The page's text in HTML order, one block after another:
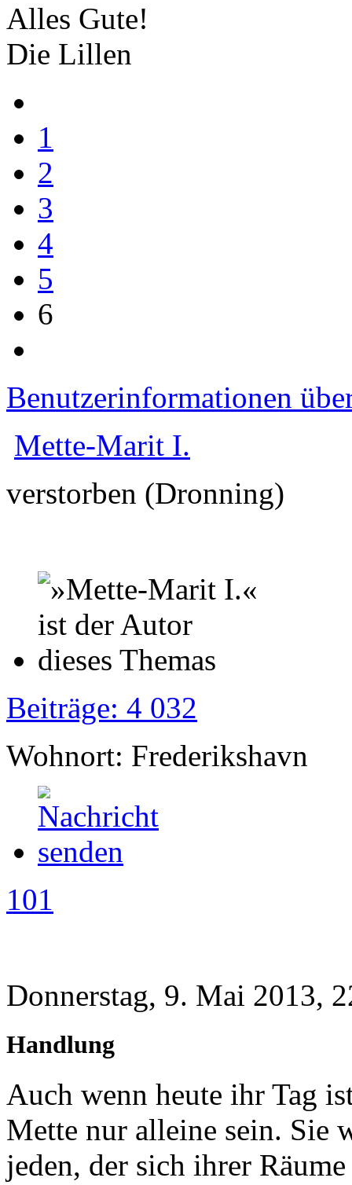
Alles Gute!
Die Lillen
1
2
3
4
5
6
Benutzerinformationen
Mette-Marit I.
verstorben (Dronning)
Beiträge: 4 032
Wohnort: Frederikshavn
101
Donnerstag, 9. Mai 2013,
Handlung
Auch wenn heute ihr Tag
Mette nur alleine sein. Sie
jeden, der sich ihrer